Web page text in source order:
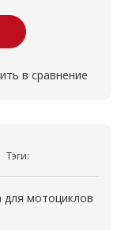
в сравнение
Тэги:
для мотоциклов